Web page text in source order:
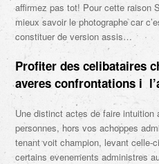
affirmez pas tot! Pour cette raison
mieux savoir le photographe car
constituer de version assis…
Profiter des celibataires
averes confrontations i
Une distinct actes de faire
personnes, hors vos achoppes
tenant voit champion, levant celle-
certains evenements administres